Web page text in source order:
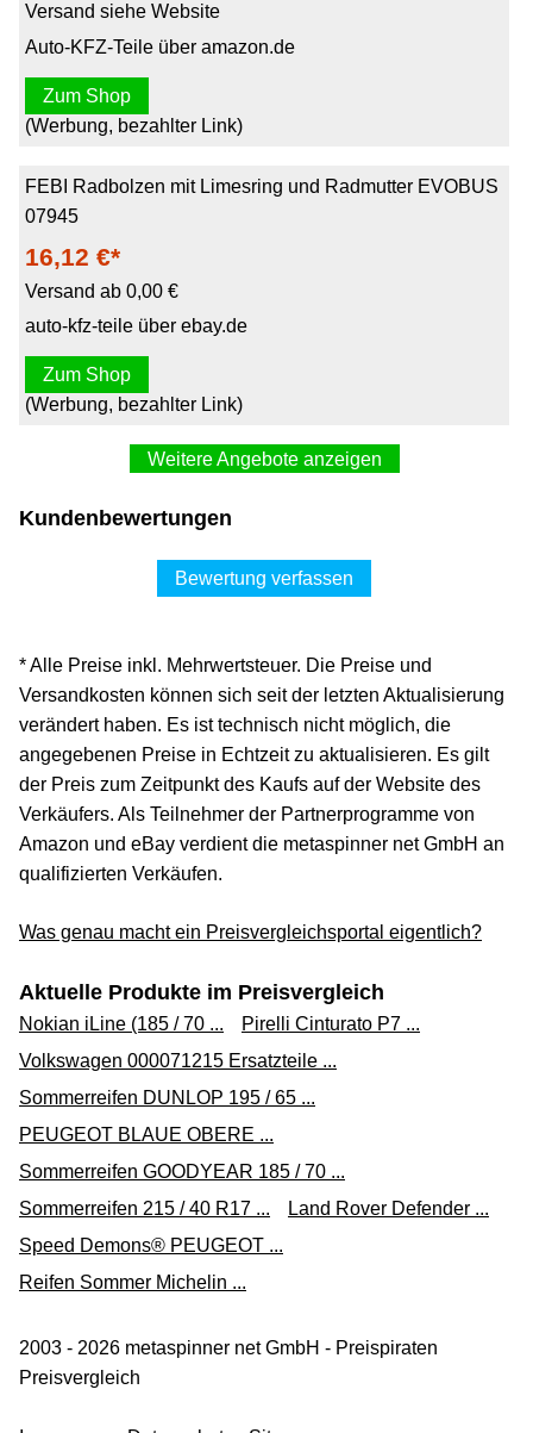
Versand siehe Website
Auto-KFZ-Teile über amazon.de
Zum Shop
(Werbung, bezahlter Link)
FEBI Radbolzen mit Limesring und Radmutter EVOBUS
07945
16,12 €*
Versand ab 0,00 €
auto-kfz-teile über ebay.de
Zum Shop
(Werbung, bezahlter Link)
Weitere Angebote anzeigen
Radmutter
83,57 €*
Versand ab 8,90 €
Zum Shop
(Werbung, bezahlter Link)
Febi 07945 Radschrauben Radbolzen mit Limesring und
Radmutter 20 Stück
98,20 €*
Versand ab 0,00 €
(Werbung, bezahlter Link)
Kundenbewertungen
Bewertung verfassen
* Alle Preise inkl. Mehrwertsteuer. Die Preise und
Versandkosten können sich seit der letzten Aktualisierung
verändert haben. Es ist technisch nicht möglich, die
angegebenen Preise in Echtzeit zu aktualisieren. Es gilt
der Preis zum Zeitpunkt des Kaufs auf der Website des
Verkäufers. Als Teilnehmer der Partnerprogramme von
Amazon und eBay verdient die metaspinner net GmbH an
qualifizierten Verkäufen.
Was genau macht ein Preisvergleichsportal eigentlich?
Aktuelle Produkte im Preisvergleich
Nokian iLine (185 / 70 ...
Pirelli Cinturato P7 ...
Volkswagen 000071215 Ersatzteile ...
Sommerreifen DUNLOP 195 / 65 ...
PEUGEOT BLAUE OBERE ...
Sommerreifen GOODYEAR 185 / 70 ...
Sommerreifen 215 / 40 R17 ...
Land Rover Defender ...
Speed Demons® PEUGEOT ...
Reifen Sommer Michelin ...
2003 - 2026 metaspinner net GmbH - Preispiraten
Preisvergleich